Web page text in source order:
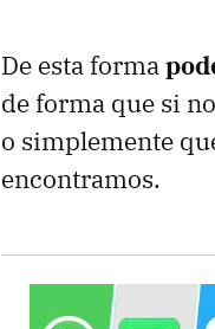
De esta forma
de forma que si
o simplemente
encontramos.